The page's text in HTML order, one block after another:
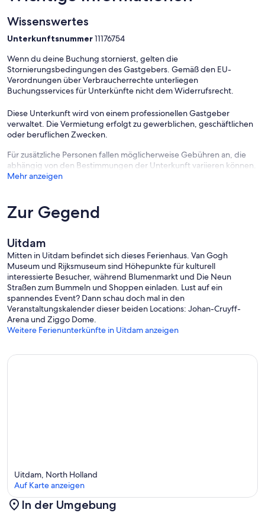
Wissenswertes
Unterkunftsnummer11176754
Wenn du deine Buchung stornierst, gelten die
Stornierungsbedingungen des Gastgebers. Gemäß den EU-
Verordnungen über Verbraucherrechte unterliegen
Buchungsservices für Unterkünfte nicht dem Widerrufsrecht.
Diese Unterkunft wird von einem professionellen Gastgeber
verwaltet. Die Vermietung erfolgt zu gewerblichen, geschäftlichen
oder beruflichen Zwecken.
Für zusätzliche Personen fallen möglicherweise Gebühren an, die
abhängig von den Bestimmungen der Unterkunft variieren können.
Mehr anzeigen
Zur Gegend
Uitdam
Mitten in Uitdam befindet sich dieses Ferienhaus. Van Gogh
Museum und Rijksmuseum sind Höhepunkte für kulturell
interessierte Besucher, während Blumenmarkt und Die Neun
Straßen zum Bummeln und Shoppen einladen. Lust auf ein
spannendes Event? Dann schau doch mal in den
Veranstaltungskalender dieser beiden Locations: Johan-Cruyff-
Arena und Ziggo Dome.
Weitere Ferienunterkünfte in Uitdam anzeigen
Uitdam, North Holland
Auf Karte anzeigen
In der Umgebung